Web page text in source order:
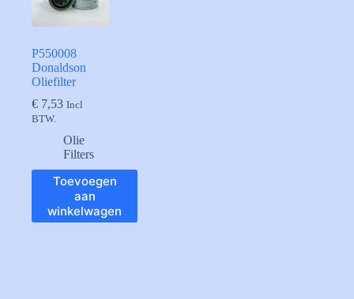
P550008
Donaldson
Oliefilter
€ 7,53 Incl
BTW.
Olie
Filters
Toevoegen
aan
winkelwagen